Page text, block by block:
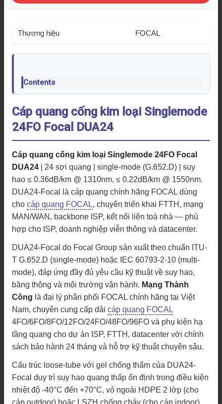
Thương hiệu FOCAL
Contents
Cáp quang cống kim loại Singlemode
24FO Focal DUA24
Cáp quang cống kim loại Singlemode 24FO Focal
DUA24 | 24 sợi quang | single-mode (G.652.D) | suy
hao ≤ 0.36dB/km @ 1310nm, ≤ 0.22dB/km @ 1550nm.
DUA24-Focal là cáp quang chính hãng FOCAL dùng
cho cáp quang FOCAL, chuyên triển khai FTTH, mạng
MAN/WAN, backbone ISP, kết nối liên toà nhà — phù
hợp cho ISP, doanh nghiệp viễn thông và datacenter.
DUA24-Focal do Focal Group sản xuất theo chuẩn ITU-
T G.652.D (single-mode) hoặc IEC 60793-2-10 (multi-
mode), đáp ứng đầy đủ yêu cầu kỹ thuật về suy hao,
băng thông và môi trường vận hành. Mạng Thành
Công là đại lý phân phối FOCAL chính hãng tại Việt
Nam, chuyên cung cấp dải cáp quang FOCAL
4FO/6FO/8FO/12FO/24FO/48FO/96FO và phụ kiện hạ
tầng quang cho dự án ISP, FTTH, datacenter với chính
sách bảo hành 24 tháng và hỗ trợ kỹ thuật chuyên sâu.
Cấu trúc loose-tube với gel chống thấm của DUA24-
Focal duy trì suy hao quang thấp ổn định trong điều kiện
nhiệt độ -40°C đến +70°C, vỏ ngoài HDPE 2 lớp (cho
cáp outdoor) hoặc LSZH chống cháy (cho cáp indoor)